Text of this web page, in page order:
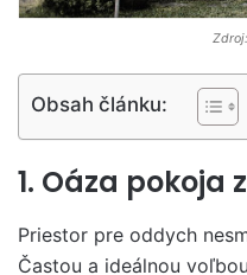
Obsah článku:
1. Oáza pokoja
Priestor pre oddych
Častou a ideálnou